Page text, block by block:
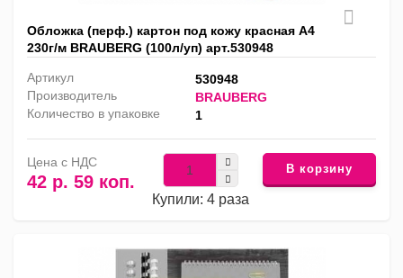
Обложка (перф.) картон под кожу красная А4
230г/м BRAUBERG (100л/уп) арт.530948
Артикул
530948
Производитель
BRAUBERG
Количество в упаковке
1
Цена с НДС
42 р. 59 коп.
Купили: 4 раза
В корзину